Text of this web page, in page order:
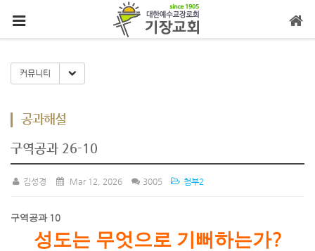
커뮤니티 Toggle Dropdown
공과해설
구역공과 26-10
김성경 Mar 12, 2026 3005 첨부2
구역공과 10
성도는 무엇으로 기뻐하는가?